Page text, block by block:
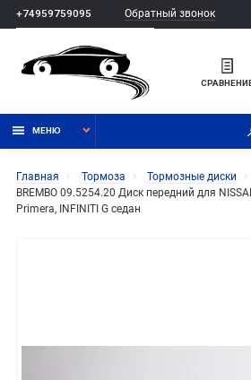
+74959759095 Обратный звонок
МЕНЮ
Главная Тормоза
Тормозные диски
BREMBO 09.5254.20 Диск передний для
Primera, INFINITI G седан